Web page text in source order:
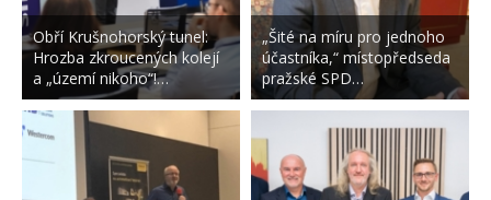
Obří Krušnohorský tunel:
Hrozba zkroucených kolejí
a „území nikoho“!…
„Šité na míru pro jednoho
účastníka,“ místopředseda
pražské SPD…